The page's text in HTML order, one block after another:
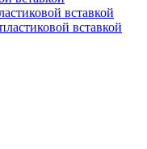
вставкой
вставкой